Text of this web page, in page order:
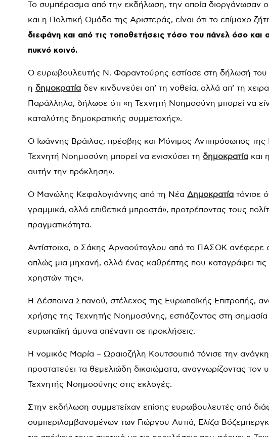
Το συμπέρασμα από την εκδήλωση, την οποία διοργάνωσαν
και η Πολιτική Ομάδα της Αριστεράς, είναι ότι το επίμαχο
διεφάνη και από τις τοποθετήσεις τόσο του πάνελ όσο και
πυκνό κοινό.
Ο ευρωβουλευτής Ν. Φαραντούρης εστίασε στη δήλωσή του
η δημοκρατία δεν κινδυνεύει απ’ τη νοθεία, αλλά απ’ τη
Παράλληλα, δήλωσε ότι «η Τεχνητή Νοημοσύνη μπορεί να
καταλύτης δημοκρατικής συμμετοχής».
Ο Ιωάννης Βράιλας, πρέσβης και Μόνιμος Αντιπρόσωπος
Τεχνητή Νοημοσύνη μπορεί να ενισχύσει τη δημοκρατία και η
αυτήν την πρόκληση».
Ο Μανώλης Κεφαλογιάννης από τη Νέα Δημοκρατία τόνισε
γραμμικά, αλλά επιθετικά μπροστά», προτρέποντας τους
πραγματικότητα.
Αντίστοιχα, ο Σάκης Αρναούτογλου από το ΠΑΣΟΚ ανέφερε
απλώς μια μηχανή, αλλά ένας καθρέπτης που καταγράφει
χρηστών της».
Η Δέσποινα Σπανού, στέλεχος της Ευρωπαϊκής Επιτροπής,
χρήσης της Τεχνητής Νοημοσύνης, εστιάζοντας στη σημασία
ευρωπαϊκή άμυνα απέναντι σε προκλήσεις.
Η νομικός Μαρία – Ωραιοζήλη Κουτσουπιά τόνισε την
προστατεύει τα θεμελιώδη δικαιώματα, αναγνωρίζοντας
Τεχνητής Νοημοσύνης στις εκλογές.
Στην εκδήλωση συμμετείχαν επίσης ευρωβουλευτές από
συμπεριλαμβανομένων των Γιώργου Αυτιά, Ελίζα